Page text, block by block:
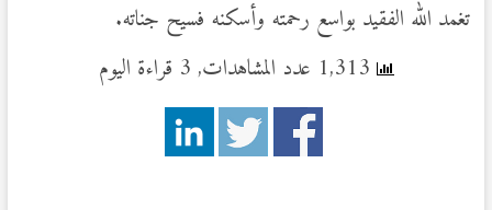
تغمد الله الفقيد بواسع رحمته وأسكنه فسيح جناته.